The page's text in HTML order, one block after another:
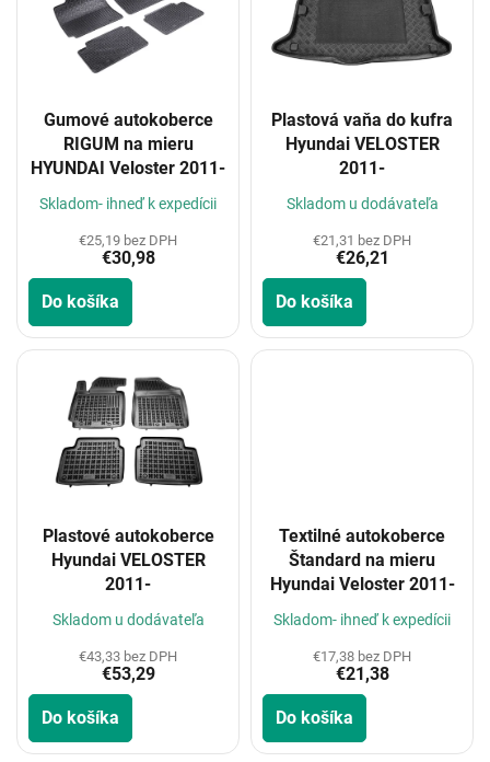
Gumové autokoberce
RIGUM na mieru
HYUNDAI Veloster 2011-
Skladom- ihneď k expedícii
€25,19 bez DPH
€30,98
Do košíka
Plastová vaňa do kufra
Hyundai VELOSTER
2011-
Skladom u dodávateľa
€21,31 bez DPH
€26,21
Do košíka
Plastové autokoberce
Hyundai VELOSTER
2011-
Skladom u dodávateľa
€43,33 bez DPH
€53,29
Do košíka
Textilné autokoberce
Štandard na mieru
Hyundai Veloster 2011-
Skladom- ihneď k expedícii
€17,38 bez DPH
€21,38
Do košíka